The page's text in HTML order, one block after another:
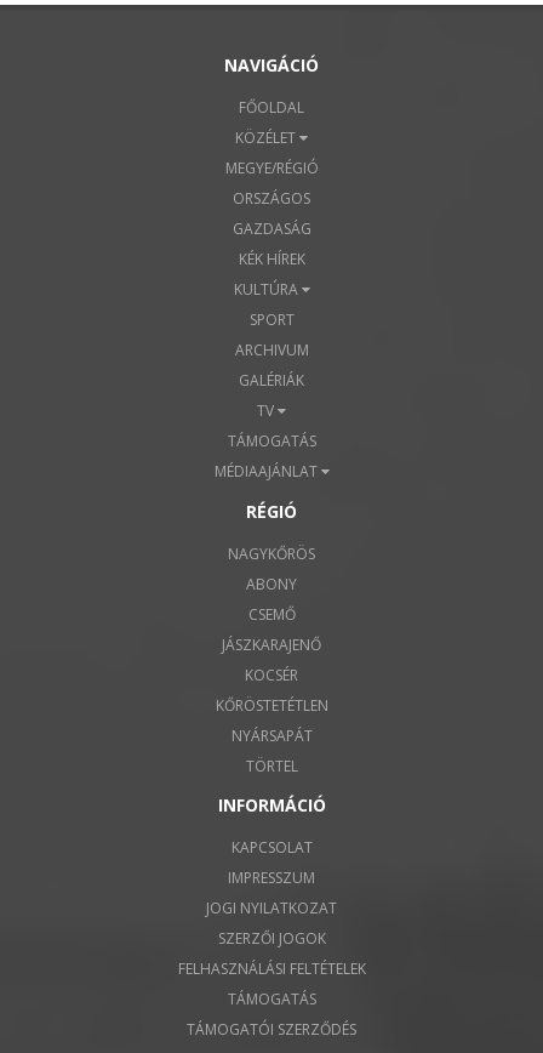
NAVIGÁCIÓ
FŐOLDAL
KÖZÉLET
MEGYE/RÉGIÓ
ORSZÁGOS
GAZDASÁG
KÉK HÍREK
KULTÚRA
SPORT
ARCHIVUM
GALÉRIÁK
TV
TÁMOGATÁS
MÉDIAAJÁNLAT
RÉGIÓ
NAGYKŐRÖS
ABONY
CSEMŐ
JÁSZKARAJENŐ
KOCSÉR
KŐRÖSTETÉTLEN
NYÁRSAPÁT
TÖRTEL
INFORMÁCIÓ
KAPCSOLAT
IMPRESSZUM
JOGI NYILATKOZAT
SZERZŐI JOGOK
FELHASZNÁLÁSI FELTÉTELEK
TÁMOGATÁS
TÁMOGATÓI SZERZŐDÉS